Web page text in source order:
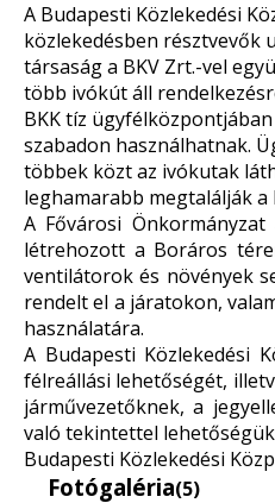
A Budapesti Közlekedési
közlekedésben résztvevők
társaság a BKV Zrt.-vel
több ivókút áll
BKK tíz
szabadon használhatnak.
többek közt az ivókutak
leghamarabb megtalálják
A Fővárosi
létrehozott a Boráros
ventilátorok és növények
rendelt el a járatokon,
használatára.
A Budapesti Közlekedési
félreállási lehetőségét,
járművezetőknek, a
való tekintettel
Budapesti Közlekedési
Fotógaléria(5)